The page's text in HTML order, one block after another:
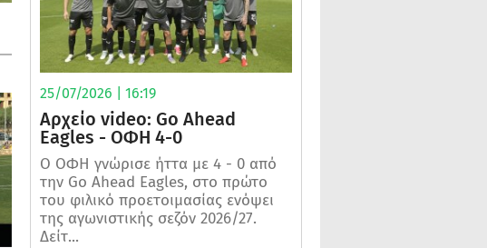
25/07/2026 | 16:19
Αρχείο video: Go Ahead
Eagles - ΟΦΗ 4-0
Ο ΟΦΗ γνώρισε ήττα με 4 - 0 από
την Go Ahead Eagles, στο πρώτο
του φιλικό προετοιμασίας ενόψει
της αγωνιστικής σεζόν 2026/27.
Δείτ...